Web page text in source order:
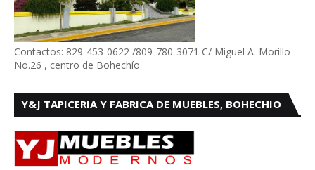
Contactos: 829-453-0622 /809-780-3071 C/ Miguel A. Morillo
No.26 , centro de Bohechío
Y&J TAPICERIA Y FABRICA DE MUEBLES, BOHECHIO